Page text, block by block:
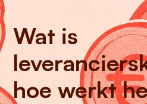
Wat is
hoe werkt